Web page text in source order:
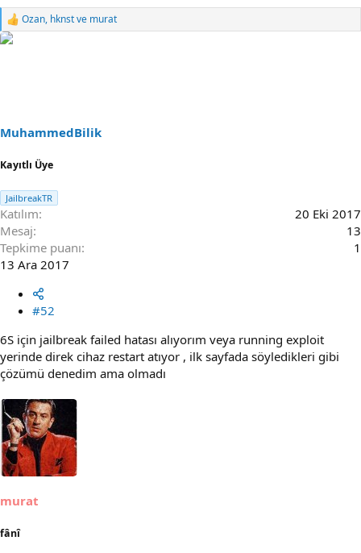
R
e
s
:
Ozan, hknstve murat
MuhammedBilik
Kayıtlı Üye
JailbreakTR
Katılım
20 Eki 2017
Mesaj
13
Tepkime puanı
1
13 Ara 2017
#52
6S için jailbreak failed hatası alıyorım veya running exploit
yerinde direk cihaz restart atıyor , ilk sayfada söyledikleri gibi
çözümü denedim ama olmadı
murat
fânî